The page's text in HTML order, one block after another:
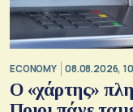
ECONOMY 08.08.2026,
Ο «χάρτης»